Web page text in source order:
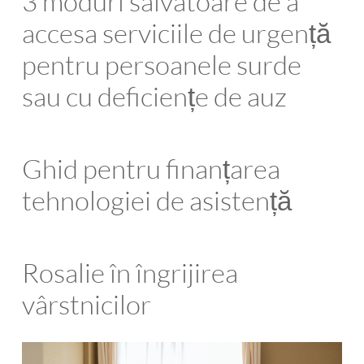
accesa serviciile de urgență
pentru persoanele surde
sau cu deficiențe de auz
Ghid pentru finanțarea
tehnologiei de asistență
Rosalie în îngrijirea
vârstnicilor